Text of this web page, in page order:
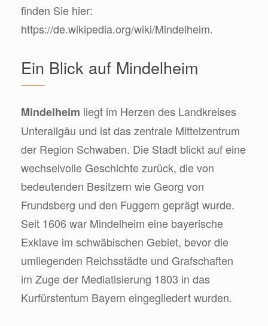
finden Sie hier:
https://de.wikipedia.org/wiki/Mindelheim.
Ein Blick auf Mindelheim
Mindelheim liegt im Herzen des Landkreises
Unterallgäu und ist das zentrale Mittelzentrum
der Region Schwaben. Die Stadt blickt auf eine
wechselvolle Geschichte zurück, die von
bedeutenden Besitzern wie Georg von
Frundsberg und den Fuggern geprägt wurde.
Seit 1606 war Mindelheim eine bayerische
Exklave im schwäbischen Gebiet, bevor die
umliegenden Reichsstädte und Grafschaften
im Zuge der Mediatisierung 1803 in das
Kurfürstentum Bayern eingegliedert wurden.